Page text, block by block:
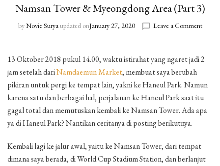
Namsan Tower & Myeongdong Area (Part 3)
byNovie Suryaupdated onJanuary 27, 2020 Leave a Commenton
&
(Part
3)
13 Oktober 2018 pukul 14.00, waktu istirahat yang ngaret jadi 2
jam setelah dariNamdaemun Market, membuat saya berubah
pikiran untuk pergi ke tempat lain, yakni ke Haneul Park. Namun
karena satu dan berbagai hal, perjalanan ke Haneul Park saat itu
gagal total dan memutuskan kembali ke Namsan Tower. Ada apa
ya di Haneul Park? Nantikan ceritanya di posting berikutnya.
Kembali lagi ke jalur awal, yaitu ke Namsan Tower, dari tempat
dimana saya berada, di World Cup Stadium Station, dan berlanjut